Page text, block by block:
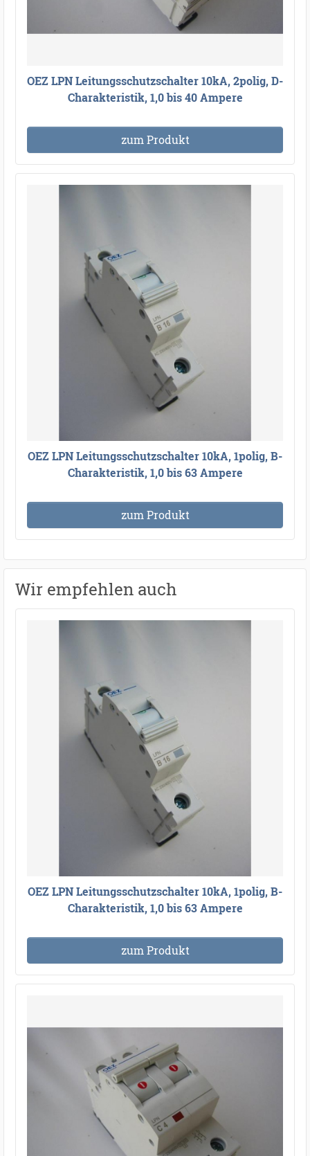
OEZ LPN Leitungsschutzschalter 10kA, 2polig, D-
Charakteristik, 1,0 bis 40 Ampere
zum Produkt
OEZ LPN Leitungsschutzschalter 10kA, 1polig, B-
Charakteristik, 1,0 bis 63 Ampere
zum Produkt
Wir empfehlen auch
OEZ LPN Leitungsschutzschalter 10kA, 1polig, B-
Charakteristik, 1,0 bis 63 Ampere
zum Produkt